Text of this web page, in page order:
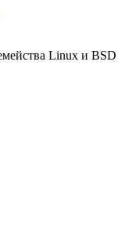
Linux и BSD